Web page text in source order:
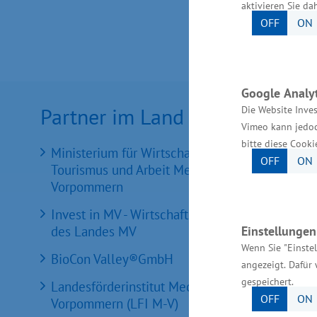
aktivieren Sie
OFF ON
Google
Die Website
Vimeo kann
bitte diese
OFF ON
Wenn Sie
angezeigt.
gespeichert.
OFF ON
Partner im Land
Ministerium für Wirtschaft, Infrastruktur,
Tourismus und Arbeit Mecklenburg-
Vorpommern
Invest in MV - Wirtschaftsfördergesellschaft
des Landes MV
BioCon Valley®GmbH
Landesförderinstitut Mecklenburg-
Vorpommern (LFI M-V)